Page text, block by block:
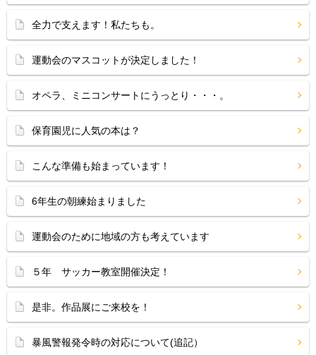
全力で支えます！私たちも。
運動会のマスコットが決定しました！
オペラ、ミニコンサートにうっとり・・・。
保育園児に人気の本は？
こんな準備も始まっています！
6年生の朝練始まりました
運動会のために地域の方も考えています
５年 サッカー教室開催決定！
是非。作品展にご来校を！
暴風警報発令時の対応について(追記）